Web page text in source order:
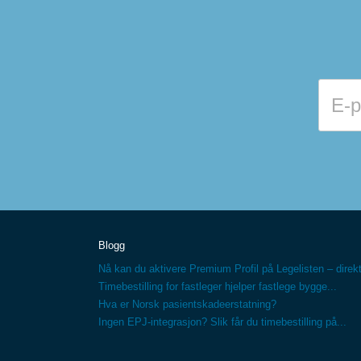
Blogg
Nå kan du aktivere Premium Profil på Legelisten –
Timebestilling for fastleger hjelper fastlege bygge...
Hva er Norsk pasientskadeerstatning?
Ingen EPJ-integrasjon? Slik får du timebestilling på...